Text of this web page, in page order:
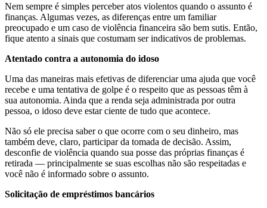
Nem sempre é simples perceber atos violentos quando o assunto é
finanças. Algumas vezes, as diferenças entre um familiar
preocupado e um caso de violência financeira são bem sutis. Então,
fique atento a sinais que costumam ser indicativos de problemas.
Atentado contra a autonomia do idoso
Uma das maneiras mais efetivas de diferenciar uma ajuda que você
recebe e uma tentativa de golpe é o respeito que as pessoas têm à
sua autonomia. Ainda que a renda seja administrada por outra
pessoa, o idoso deve estar ciente de tudo que acontece.
Não só ele precisa saber o que ocorre com o seu dinheiro, mas
também deve, claro, participar da tomada de decisão. Assim,
desconfie de violência quando sua posse das próprias finanças é
retirada — principalmente se suas escolhas não são respeitadas e
você não é informado sobre o assunto.
Solicitação de empréstimos bancários